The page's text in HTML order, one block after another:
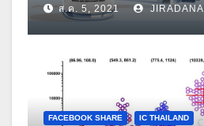
#MGRONLINE
ส.ค. 5, 2021 JIRADANAI
FACEBOOK SHARE IC THAILAND